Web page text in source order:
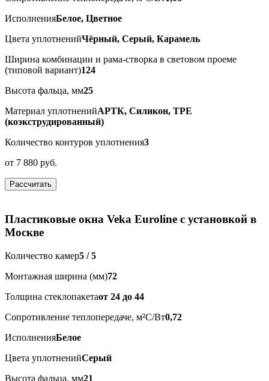
ИсполненияБелое, Цветное
Цвета уплотненийЧёрный, Серый, Карамель
Ширина комбинации и рама-створка в световом проеме
(типовой вариант)124
Высота фальца, мм25
Материал уплотненийАРТК, Силикон, ТРЕ
(коэкструдированный)
Количество контуров уплотнения3
от 7 880 руб.
Рассчитать
Пластиковые окна Veka Euroline с установкой в
Москве
Количество камер5 / 5
Монтажная ширина (мм)72
Толщина стеклопакетаот 24 до 44
Сопротивление теплопередаче, м²С/Вт0,72
ИсполненияБелое
Цвета уплотненийСерый
Высота фальца, мм21